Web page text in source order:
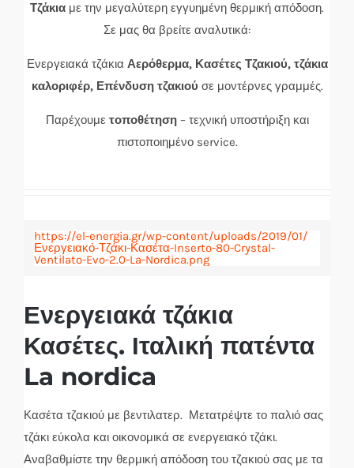
Τζάκια με την μεγαλύτερη εγγυημένη θερμική απόδοση.
Σε μας θα βρείτε αναλυτικά:
Ενεργειακά τζάκια Αερόθερμα, Κασέτες Τζακιού, τζάκια
καλοριφέρ, Επένδυση τζακιού σε μοντέρνες γραμμές.
Παρέχουμε τοποθέτηση– τεχνική υποστήριξη και
πιστοποιημένο service.
https://el-energia.gr/wp-content/uploads/2019/01/
Ενεργειακό-Τζάκι-Κασέτα-Inserto-80-Crystal-
Ventilato-Evo-2.0-La-Nordica.png
Ενεργειακά τζάκια
Κασέτες. Ιταλική πατέντα
La nordica
Κασέτα τζακιού με βεντιλατερ. Μετατρέψτε το παλιό σας
τζάκι εύκολα και οικονομικά σε ενεργειακό τζάκι.
Αναβαθμίστε την θερμική απόδοση του τζακιού σας με τα